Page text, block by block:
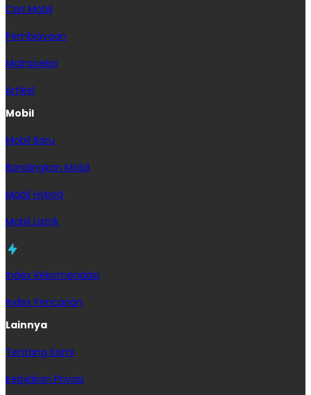
Cari Mobil
Pembiayaan
MoInspeksi
Artikel
Mobil
Mobil Baru
Bandingkan Mobil
Mobil Hybrid
Mobil Listrik
Index Rekomendasi
Index Pencarian
Lainnya
Tentang Kami
Kebijakan Privasi